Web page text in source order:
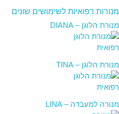
מנורות רפואיות לשימושים שונים
מנורת הלוגן – DIANA
מנורת הלוגן – TINA
מנורה למעבדה – LINA